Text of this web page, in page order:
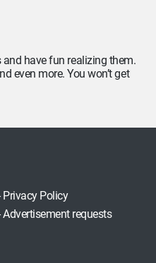
have fun realizing them.
even more. You won’t get
Privacy Policy
Advertisement requests